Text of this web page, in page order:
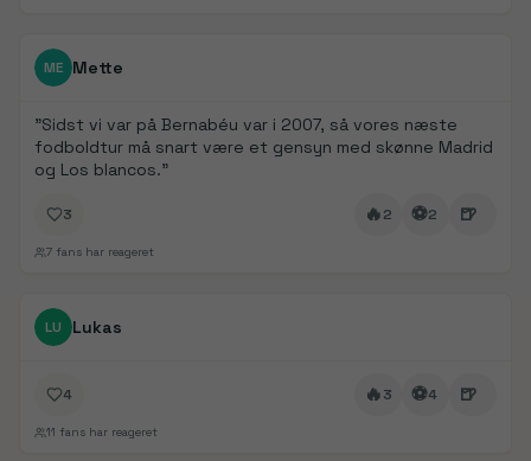
FanDays bidrag
ME Mette
"Sidst vi var på Bernabéu var i 2007, så vores næste
fodboldtur må snart være et gensyn med skønne Madrid
og Los blancos."
3 🔥2 ⚽2 🍺
7 fans har reageret
FanDays bidrag
LU Lukas
4 🔥3 ⚽4 🍺
11 fans har reageret